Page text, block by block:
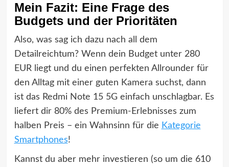
Mein Fazit: Eine Frage des
Budgets und der Prioritäten
Also, was sag ich dazu nach all dem
Detailreichtum? Wenn dein Budget unter 280
EUR liegt und du einen perfekten Allrounder für
den Alltag mit einer guten Kamera suchst, dann
ist das Redmi Note 15 5G einfach unschlagbar. Es
liefert dir 80% des Premium-Erlebnisses zum
halben Preis – ein Wahnsinn für die Kategorie
Smartphones!
Kannst du aber mehr investieren (so um die 610